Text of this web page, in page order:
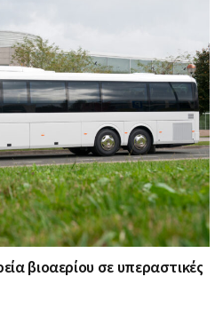
βιοαερίου σε υπεραστικές